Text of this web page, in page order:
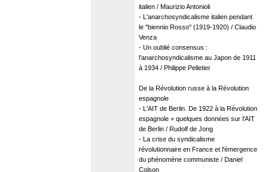
italien / Maurizio Antonioli
- L'anarchosyndicalisme italien pendant
le "biennio Rosso" (1919-1920) / Claudio
Venza
- Un oublié consensus :
l'anarchosyndicalisme au Japon de 1911
à 1934 / Philippe Pelletier
De la Révolution russe à la Révolution
espagnole
- L'AIT de Berlin. De 1922 à la Révolution
espagnole + quelques données sur l'AIT
de Berlin / Rudolf de Jong
- La crise du syndicalisme
révolutionnaire en France et l'émergence
du phénomène communiste / Daniel
Colson